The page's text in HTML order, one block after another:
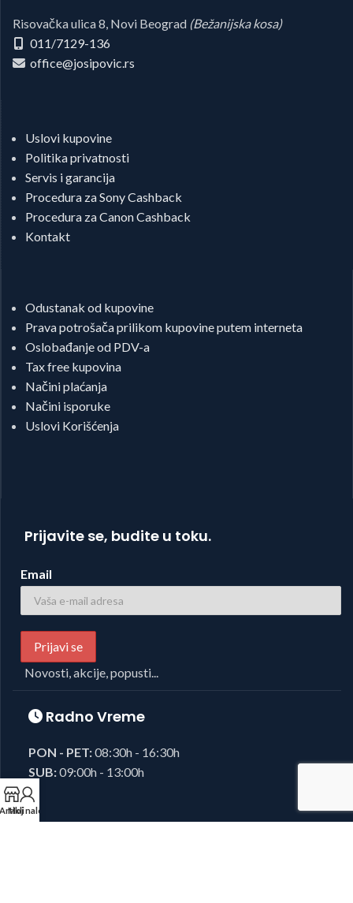
Risovačka ulica 8, Novi Beograd (Bežanijska kosa)
011/7129-136
office@josipovic.rs
Uslovi kupovine
Politika privatnosti
Servis i garancija
Procedura za Sony Cashback
Procedura za Canon Cashback
Kontakt
Odustanak od kupovine
Prava potrošača prilikom kupovine putem interneta
Oslobađanje od PDV-a
Tax free kupovina
Načini plaćanja
Načini isporuke
Uslovi Korišćenja
Prijavite se, budite u toku.
Email
Novosti, akcije, popusti...
Radno Vreme
PON - PET:08:30h - 16:30h
SUB:09:00h - 13:00h
Artikli
Moj nalog